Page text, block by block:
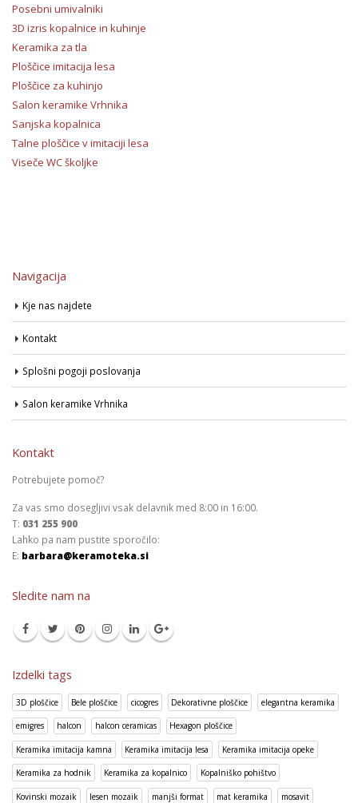
Posebni umivalniki
3D izris kopalnice in kuhinje
Keramika za tla
Ploščice imitacija lesa
Ploščice za kuhinjo
Salon keramike Vrhnika
Sanjska kopalnica
Talne ploščice v imitaciji lesa
Viseče WC školjke
Navigacija
Kje nas najdete
Kontakt
Splošni pogoji poslovanja
Salon keramike Vrhnika
Kontakt
Potrebujete pomoč?
Za vas smo dosegljivi vsak delavnik med 8:00 in 16:00.
T: 031 255 900
Lahko pa nam pustite sporočilo:
E: barbara@keramoteka.si
Sledite nam na
Izdelki tags
3D ploščice Bele ploščice cicogres Dekorativne ploščice elegantna keramika
emigres halcon halcon ceramicas Hexagon ploščice
Keramika imitacija kamna Keramika imitacija lesa Keramika imitacija opeke
Keramika za hodnik Keramika za kopalnico Kopalniško pohištvo
Kovinski mozaik lesen mozaik manjši format mat keramika mosavit